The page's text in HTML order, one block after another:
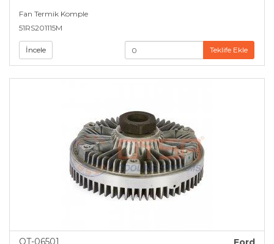
Fan Termik Komple
51RS201115M
İncele Teklife Ekle
OT-06501